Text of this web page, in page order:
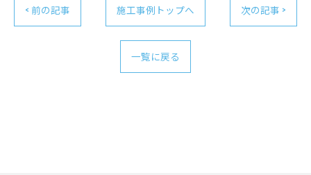
< 前の記事 施工事例トップへ 次の記事 >
一覧に戻る